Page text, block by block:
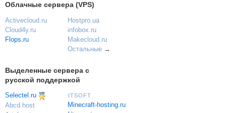
Облачные сервера (VPS)
Activecloud.ru
Cloud4y.ru
Flops.ru
Hostpro.ua
infobox.ru
Makecloud.ru
Остальные→
Выделенные сервера с
русской поддержкой
Selectel.ru
Abcd.host
ITSOFT
Minecraft-hosting.ru